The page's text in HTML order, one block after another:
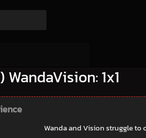
1x1
Wanda and Vision struggle to